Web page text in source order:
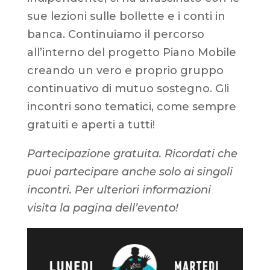
sue lezioni sulle bollette e i conti in
banca. Continuiamo il percorso
all’interno del progetto Piano Mobile
creando un vero e proprio gruppo
continuativo di mutuo sostegno. Gli
incontri sono tematici, come sempre
gratuiti e aperti a tutti!
Partecipazione gratuita. Ricordati che
puoi partecipare anche solo ai singoli
incontri. Per ulteriori informazioni
visita la pagina dell’evento!